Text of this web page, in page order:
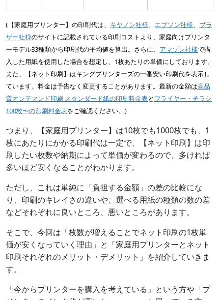
(【家庭用プリンター】の印刷代は、 キヤノン社様、 エプソン社様、 ブラ
ザー社様のサイトに記載されている印刷コストより、家庭向けプリンタ
ーモデル33種類から印刷代の平均値を算出。さらに、 アマゾン社様で購
入した用紙を使用した場合を想定し、1枚あたりの単価にしております。
また、【ネット印刷】はキングプリンターズの一番安い印刷代を表示し
ています。料金は予告なく変更することがあります。最新の金額は高品
質オンデマンド印刷 スタンダード紙の印刷料金表と フライヤー・チラシ
100枚〜の印刷料金表をご確認ください。)
つまり、【家庭用プリンター】は10枚でも1000枚でも、1
枚にあたりにかかる印刷代は一定で、【ネット印刷】は印
刷したい枚数や納期によって単価が変わるので、多ければ
多いほど安くなることがわかります。
ただし、これは単純に「負担する金額」の差の比較にな
り、印刷のキレイさの違いや、選べる用紙の種類の数の差
などそれぞれに良いところ、悪いところがあります。
そこで、今回は「枚数が増えることでネット印刷の1枚単
価が安くなっていく理由」と「家庭用プリンターとネット
印刷それぞれのメリット・デメリット」を紹介していきま
す。
「今からプリンターを購入を考えている」という方や「プ